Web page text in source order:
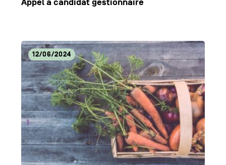
Appel à candidat gestionnaire
12/06/2024
Lire
l'article